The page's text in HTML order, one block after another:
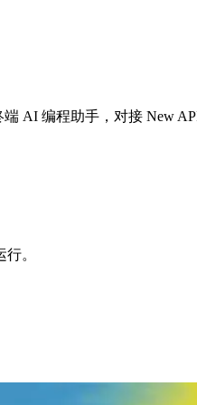
AI 编程助手，对接 New
。